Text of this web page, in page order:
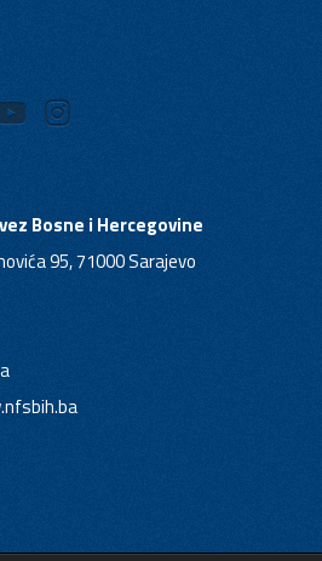
Bosne i Hercegovine
95, 71000 Sarajevo